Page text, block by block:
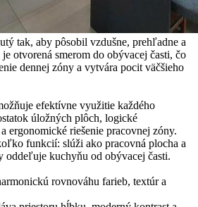
tak, aby pôsobil vzdušne, prehľadne a
otvorená smerom do obývacej časti, čo
dennej zóny a vytvára pocit väčšieho
efektívne využitie každého
úložných plôch, logické
ergonomické riešenie pracovnej zóny.
funkcií: slúži ako pracovná plocha a
oddeľuje kuchyňu od obývacej časti.
rovnováhu farieb, textúr a